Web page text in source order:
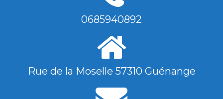
0685940892
Rue de la Moselle 57310 Guénange